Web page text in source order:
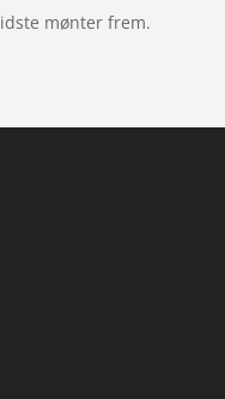
mønter frem.